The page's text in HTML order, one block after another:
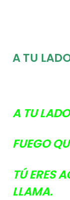
A TU
A TU
FUEGO
TÚ ERES
LLAMA.